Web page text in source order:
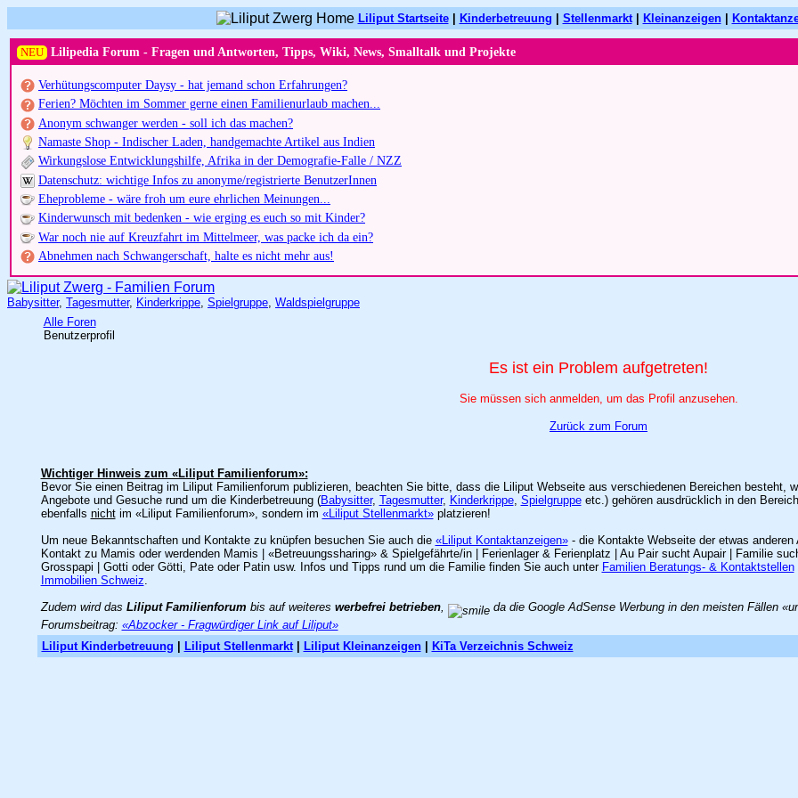
Liliput Startseite| Kinderbetreuung Stellenmarkt| Kleinanzeigen|
NEU Lilipedia Forum - Fragen und Antworten, Tipps, Wiki, News, Smalltalk und Projekte
Verhütungscomputer Daysy - hat jemand schon Erfahrungen?
Ferien? Möchten im Sommer gerne einen Familienurlaub machen...
Anonym schwanger werden - soll ich das machen?
Namaste Shop - Indischer Laden, handgemachte Artikel aus Indien
Wirkungslose Entwicklungshilfe, Afrika in der Demografie-Falle / NZZ
Datenschutz: wichtige Infos zu anonyme/registrierte BenutzerInnen
Eheprobleme - wäre froh um eure ehrlichen Meinungen...
Kinderwunsch mit bedenken - wie erging es euch so mit Kinder?
War noch nie auf Kreuzfahrt im Mittelmeer, was packe ich da ein?
Abnehmen nach Schwangerschaft, halte es nicht mehr aus!
Babysitter, Tagesmutter, Kinderkrippe, Spielgruppe, Waldspielgruppe
Alle Foren
Benutzerprofil
Es ist ein Problem aufgetreten!
Sie müssen sich anmelden, um das Profil anzusehen.
Zurück zum Forum
Wichtiger Hinweis zum «Liliput Familienforum»:
Bevor Sie einen Beitrag im Liliput Familienforum publizieren, beachten Sie bitte, dass die Liliput Webseite aus verschiedenen Bereichen besteht,
Angebote und Gesuche rund um die Kinderbetreuung (Babysitter, Tagesmutter, Kinderkrippe, Spielgruppeetc.) gehören ausdrücklich in den Bereich
ebenfalls nichtim «Liliput Familienforum», sondern im «Liliput Stellenmarkt»platzieren!
Um neue Bekanntschaften und Kontakte zu knüpfen besuchen Sie auch die «Liliput Kontaktanzeigen»- die Kontakte Webseite der etwas
Kontakt zu Mamis oder werdenden Mamis | «Betreuungssharing» & Spielgefährte/in | Ferienlager & Ferienplatz | Au Pair sucht Aupair | Familie
Grosspapi | Gotti oder Götti, Pate oder Patin usw. Infos und Tipps rund um die Familie finden Sie auch unter Familien Beratungs- & Kontaktstellen
Immobilien Schweiz.
Zudem wird das Liliput Familienforum bis auf weiteres werbefrei betrieben,
da die Google AdSense Werbung in den meisten Fällen
Forumsbeitrag: «Abzocker - Fragwürdiger Link auf Liliput»
Liliput Kinderbetreuung
Liliput Stellenmarkt| Liliput Kleinanzeigen| KiTa Verzeichnis Schweiz